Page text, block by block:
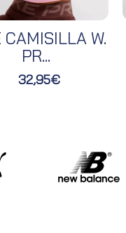
CAMISILLA W.
PR...
32,95€